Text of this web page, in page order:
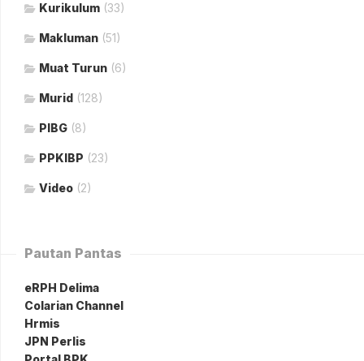
Kurikulum (33)
Makluman (51)
Muat Turun (6)
Murid (128)
PIBG (8)
PPKIBP (23)
Video (2)
Pautan Pantas
eRPH Delima
Colarian Channel
Hrmis
JPN Perlis